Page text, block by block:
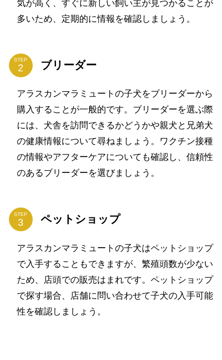
気が高く、すぐに新しい飼い主が見つかることが
多いため、定期的に情報を確認しましょう。
STEP ブリーダー
アラスカンマラミュートの子犬をブリーダーから
購入することが一般的です。ブリーダーを選ぶ際
には、犬舎を訪問できるかどうかや親犬と兄弟犬
の健康情報について尋ねましょう。ワクチン接種
の情報やアフターケアについても確認し、信頼性
のあるブリーダーを選びましょう。
STEP ペットショップ
アラスカンマラミュートの子犬はペットショップ
で入手することもできますが、繁殖頭数が少ない
ため、店頭での販売はまれです。ペットショップ
で探す場合、店舗に問い合わせて子犬の入手可能
性を確認しましょう。